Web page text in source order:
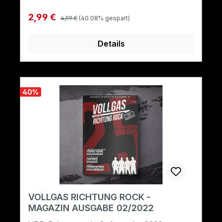
Verkaufspreis:
2,99 € Regulärer Preis:
4,99 € (40.08% gespart)
Details
40%
VOLLGAS RICHTUNG ROCK -
MAGAZIN AUSGABE 02/2022